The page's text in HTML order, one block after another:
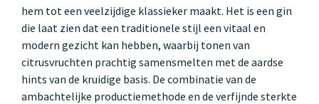
hem tot een veelzijdige klassieker maakt. Het is een gin
die laat zien dat een traditionele stijl een vitaal en
modern gezicht kan hebben, waarbij tonen van
citrusvruchten prachtig samensmelten met de aardse
hints van de kruidige basis. De combinatie van de
ambachtelijke productiemethode en de verfijnde sterkte